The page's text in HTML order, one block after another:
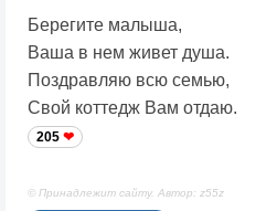
Берегите малыша,
Ваша в нем живет душа.
Поздравляю всю семью,
Свой коттедж Вам отдаю.
205
© Принадлежит сайту. Автор: z55z